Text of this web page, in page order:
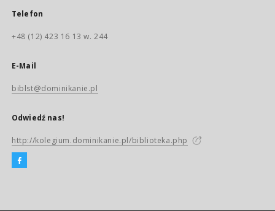
Telefon
+48 (12) 423 16 13 w. 244
E-Mail
biblst@dominikanie.pl
Odwiedź nas!
http://kolegium.dominikanie.pl/biblioteka.php